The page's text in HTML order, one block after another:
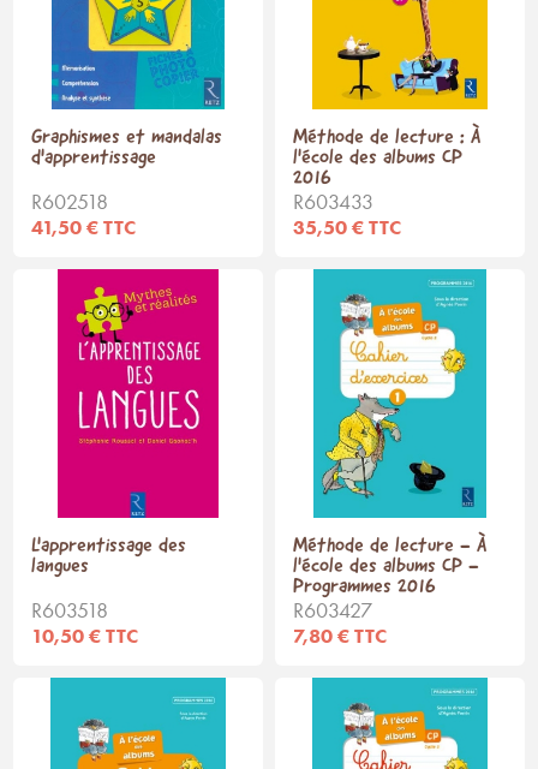
Graphismes et mandalas
d'apprentissage
R602518
41,50 € TTC
Méthode de lecture : À
l'école des albums CP
2016
R603433
35,50 € TTC
L'apprentissage des
langues
R603518
10,50 € TTC
Méthode de lecture - À
l'école des albums CP -
Programmes 2016
R603427
7,80 € TTC